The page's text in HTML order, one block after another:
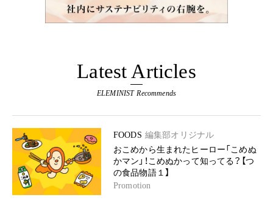
Latest Articles
ELEMINIST Recommends
FOODS 編集部オリジナル
おこめから生まれたヒーロー「こめぬ
かマン」！こめぬかって知ってる？【つ
の食品物語１】
Promotion